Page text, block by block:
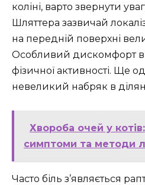
коліні, варто звернути
Шляттера зазвичай
на передній поверхні
Особливий дискомфорт
фізичної активності. Ще
невеликий набряк в
Хвороба очей у
симптоми та методи
Часто біль з’являється